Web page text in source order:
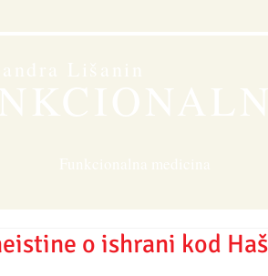
o ishrani kod
out of 5 stars.